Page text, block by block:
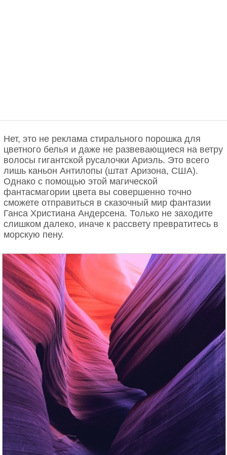
Нет, это не реклама стирального порошка для
цветного белья и даже не развевающиеся на ветру
волосы гигантской русалочки Ариэль. Это всего
лишь каньон Антилопы (штат Аризона, США).
Однако с помощью этой магической
фантасмагории цвета вы совершенно точно
сможете отправиться в сказочный мир фантазии
Ганса Христиана Андерсена. Только не заходите
слишком далеко, иначе к рассвету превратитесь в
морскую пену.